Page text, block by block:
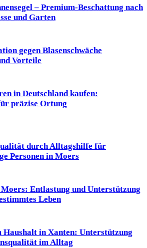
– Premium-Beschattung nach
und Garten
gegen Blasenschwäche
Vorteile
in Deutschland kaufen:
präzise Ortung
durch Alltagshilfe für
Personen in Moers
Entlastung und Unterstützung
Leben
in Xanten: Unterstützung
im Alltag